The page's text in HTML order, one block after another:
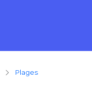
plages